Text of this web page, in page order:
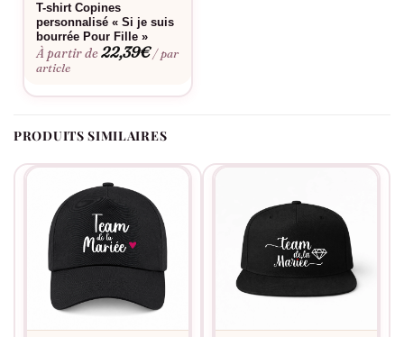
T-shirt Copines
personnalisé « Si je suis
bourrée Pour Fille »
À partir de22,39€ / par
article
PRODUITS SIMILAIRES